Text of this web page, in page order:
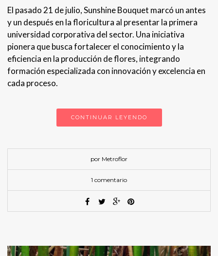
El pasado 21 de julio, Sunshine Bouquet marcó un antes
y un después en la floricultura al presentar la primera
universidad corporativa del sector. Una iniciativa
pionera que busca fortalecer el conocimiento y la
eficiencia en la producción de flores, integrando
formación especializada con innovación y excelencia en
cada proceso.
CONTINUAR LEYENDO
por Metroflor
1 comentario